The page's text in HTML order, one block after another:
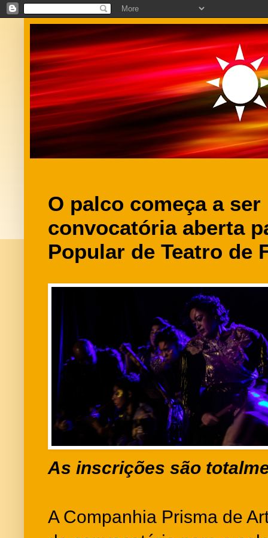
O palco começa a
convocatória aberta
Popular de Teatro de
As inscrições são
A Companhia Prisma de